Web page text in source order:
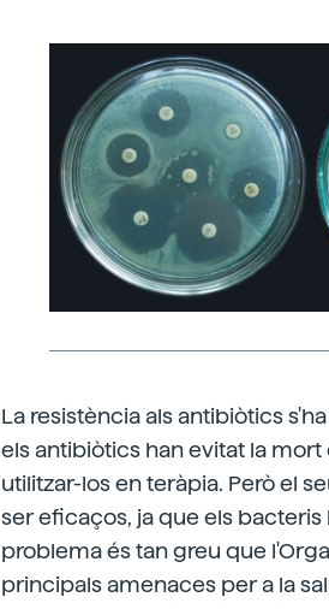
La resistència als antibiòtics
els antibiòtics han evitat la
utilitzar-los en teràpia. Però el
ser eficaços, ja que els bacteris
problema és tan greu que
principals amenaces per a la